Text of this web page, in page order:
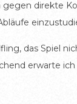
direkte
das Spiel
erwarte